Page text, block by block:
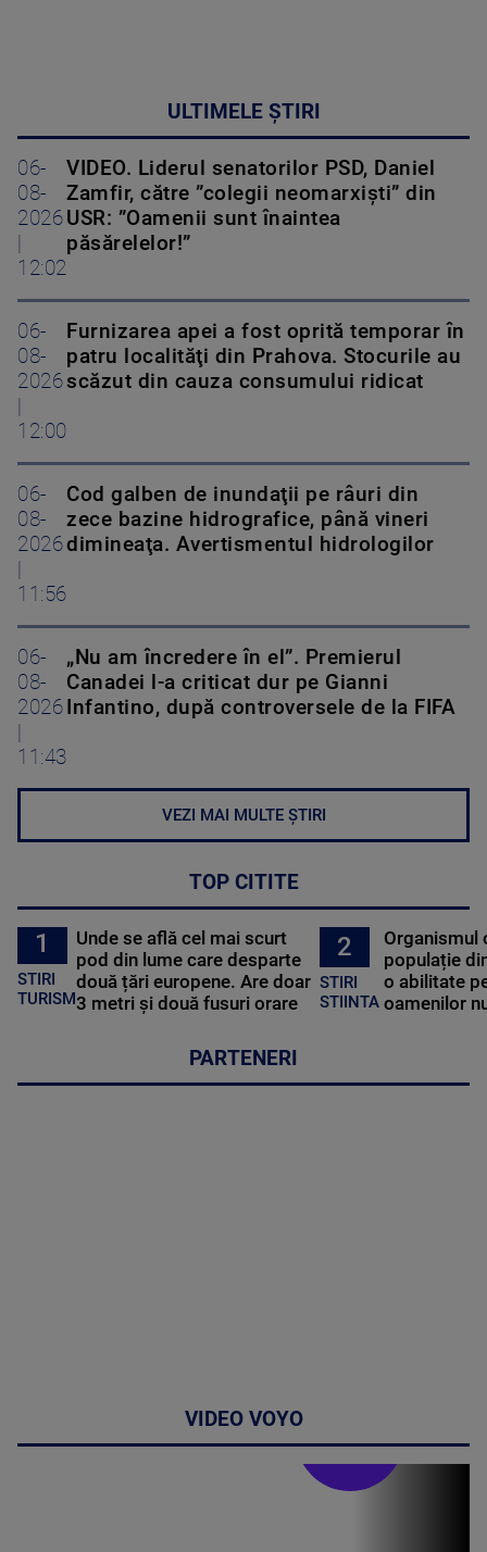
ULTIMELE ȘTIRI
06-
08-
2026
|
12:02
VIDEO. Liderul senatorilor PSD, Daniel
Zamfir, către ”colegii neomarxiști” din
USR: ”Oamenii sunt înaintea
păsărelelor!”
06-
08-
2026
|
12:00
Furnizarea apei a fost oprită temporar în
patru localităţi din Prahova. Stocurile au
scăzut din cauza consumului ridicat
06-
08-
2026
|
11:56
Cod galben de inundaţii pe râuri din
zece bazine hidrografice, până vineri
dimineaţa. Avertismentul hidrologilor
06-
08-
2026
|
11:43
„Nu am încredere în el”. Premierul
Canadei l-a criticat dur pe Gianni
Infantino, după controversele de la FIFA
VEZI MAI MULTE ȘTIRI
TOP CITITE
1
STIRI
TURISM
Unde se află cel mai scurt
pod din lume care desparte
două țări europene. Are doar
3 metri și două fusuri orare
2
STIRI
STIINTA
Organismul
populație
o abilitate
oamenilor
PARTENERI
VIDEO VOYO